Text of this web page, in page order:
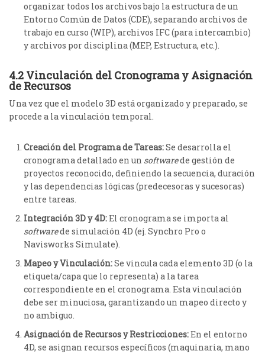
organizar todos los archivos bajo la estructura de un
Entorno Común de Datos (CDE), separando archivos de
trabajo en curso (WIP), archivos IFC (para intercambio)
y archivos por disciplina (MEP, Estructura, etc.).
4.2 Vinculación del Cronograma y Asignación
de Recursos
Una vez que el modelo 3D está organizado y preparado, se
procede a la vinculación temporal.
Creación del Programa de Tareas:Se desarrolla el
cronograma detallado en un softwarede gestión de
proyectos reconocido, definiendo la secuencia, duración
y las dependencias lógicas (predecesoras y sucesoras)
entre tareas.
Integración 3D y 4D:El cronograma se importa al
softwarede simulación 4D (ej. Synchro Pro o
Navisworks Simulate).
Mapeo y Vinculación:Se vincula cada elemento 3D (o la
etiqueta/capa que lo representa) a la tarea
correspondiente en el cronograma. Esta vinculación
debe ser minuciosa, garantizando un mapeo directo y
no ambiguo.
Asignación de Recursos y Restricciones:En el entorno
4D, se asignan recursos específicos (maquinaria, mano